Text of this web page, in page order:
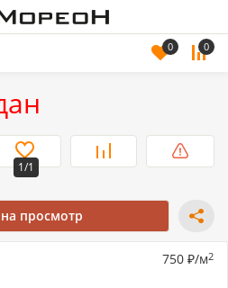
0 0
1/1
просмотр
750 /м2